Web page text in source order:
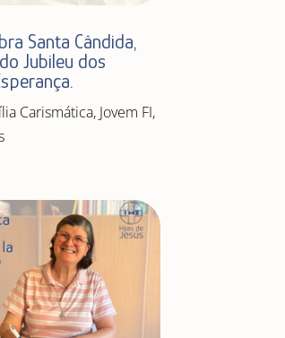
Santa Cândida,
Jubileu dos
Carismática, Jovem FI,